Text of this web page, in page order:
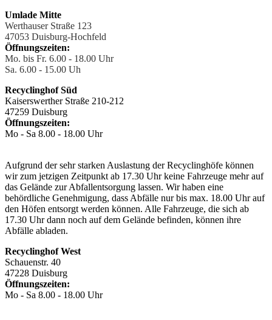
Umlade Mitte
Werthauser Straße 123
47053 Duisburg-Hochfeld
Öffnungszeiten:
Mo. bis Fr. 6.00 - 18.00 Uhr
Sa. 6.00 - 15.00 Uh
Recyclinghof Süd
Kaiserswerther Straße 210-212
47259 Duisburg
Öffnungszeiten:
Mo - Sa 8.00 - 18.00 Uhr
Aufgrund der sehr starken Auslastung der Recyclinghöfe können
wir zum jetzigen Zeitpunkt ab 17.30 Uhr keine Fahrzeuge mehr auf
das Gelände zur Abfallentsorgung lassen. Wir haben eine
behördliche Genehmigung, dass Abfälle nur bis max. 18.00 Uhr auf
den Höfen entsorgt werden können. Alle Fahrzeuge, die sich ab
17.30 Uhr dann noch auf dem Gelände befinden, können ihre
Abfälle abladen.
Recyclinghof West
Schauenstr. 40
47228 Duisburg
Öffnungszeiten:
Mo - Sa 8.00 - 18.00 Uhr